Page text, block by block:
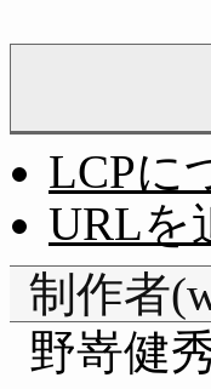
LCPに
URLを
制作者
野嵜健